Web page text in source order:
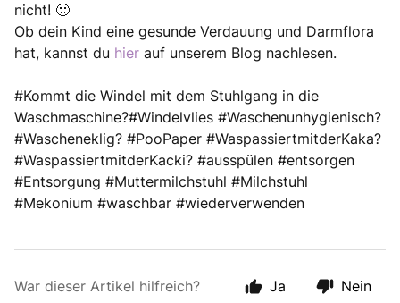
nicht! 🙂
Ob dein Kind eine gesunde Verdauung und Darmflora
hat, kannst du hier auf unserem Blog nachlesen.
#Kommt die Windel mit dem Stuhlgang in die
Waschmaschine?#Windelvlies #Waschenunhygienisch?
#Wascheneklig? #PooPaper #WaspassiertmitderKaka?
#WaspassiertmitderKacki? #ausspülen #entsorgen
#Entsorgung #Muttermilchstuhl #Milchstuhl
#Mekonium #waschbar #wiederverwenden
War dieser Artikel hilfreich? Ja Nein